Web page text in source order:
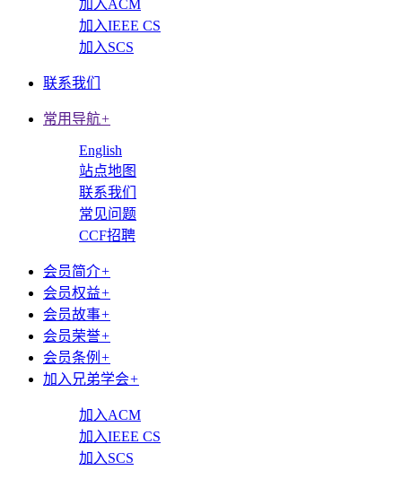
加入ACM
加入IEEE CS
加入SCS
联系我们
常用导航+
English
站点地图
联系我们
常见问题
CCF招聘
会员简介+
会员权益+
会员故事+
会员荣誉+
会员条例 +
加入兄弟学会+
加入ACM
加入IEEE CS
加入SCS